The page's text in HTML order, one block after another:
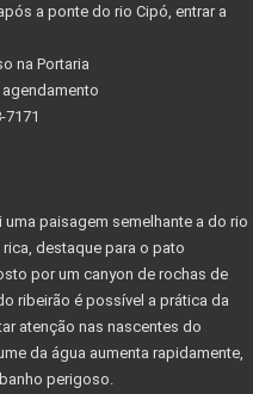
a ponte do rio Cipó, entrar a
na Portaria
7171
paisagem semelhante a do rio
destaque para o pato
por um canyon de rochas de
ribeirão é possível a prática da
atenção nas nascentes do
da água aumenta rapidamente,
perigoso.